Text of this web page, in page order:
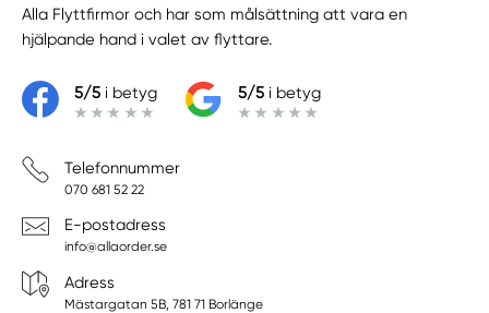
Alla Flyttfirmor och har som målsättning att vara en
hjälpande hand i valet av flyttare.
5/5i betyg 5/5i betyg
Telefonnummer
070 681 52 22
E-postadress
info@allaorder.se
Adress
Mästargatan 5B, 781 71 Borlänge